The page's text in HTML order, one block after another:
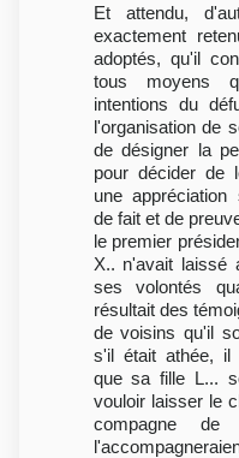
Et attendu,
exactement
adoptés, qu'il
tous moyens
intentions du
l'organisation de
de désigner la
pour décider de
une appréciation
de fait et de
le premier
X.. n'avait laissé
ses volontés
résultait des
de voisins qu'il
s'il était athée, il
que sa fille L...
vouloir laisser le
compagne